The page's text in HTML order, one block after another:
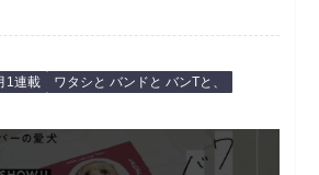
1連載 ワタシと バンドと バンTと、